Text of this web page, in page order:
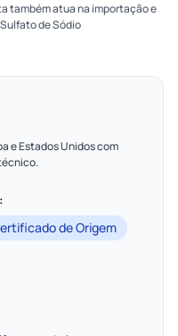
também atua na importação e
de Sódio
e Estados Unidos com
de Origem